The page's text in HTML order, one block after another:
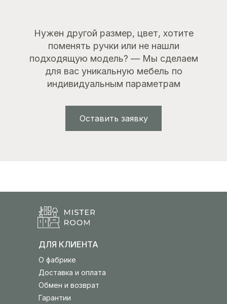
Нужен другой размер, цвет, хотите
поменять ручки или не нашли
подходящую модель? — Мы сделаем
для вас уникальную мебель по
индивидуальным параметрам
Оставить заявку
Гарантии
Обмен и возврат
Доставка и оплата
О фабрике
ДЛЯ КЛИЕНТА